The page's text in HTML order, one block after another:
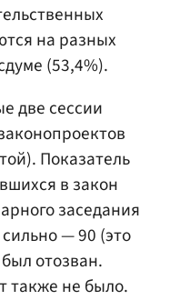
на разных
(53,4%).
две сессии
Показатель
в закон
заседания
— 90 (это
отозван.
также не было.